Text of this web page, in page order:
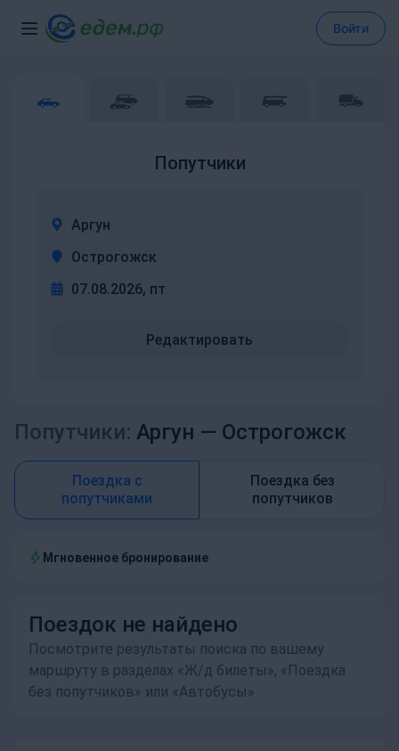
Войти
Попутчики
Аргун
Острогожск
07.08.2026, пт
Редактировать
Попутчики: Аргун — Острогожск
Поездка с
попутчиками
Поездка без
попутчиков
Мгновенное бронирование
Поездок не найдено
Посмотрите результаты поиска по вашему
маршруту в разделах «Ж/д билеты», «Поездка
без попутчиков» или «Автобусы»